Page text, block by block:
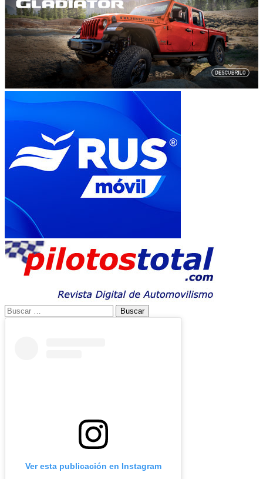
Buscar:
Ver esta publicación en Instagram